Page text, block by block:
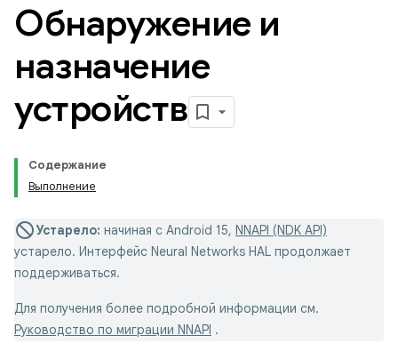
Обнаружение и
назначение
устройств
Содержание
Выполнение
Устарело: начиная с Android 15, NNAPI (NDK API)
устарело. Интерфейс Neural Networks HAL продолжает
поддерживаться.
Для получения более подробной информации см.
Руководство по миграции NNAPI .